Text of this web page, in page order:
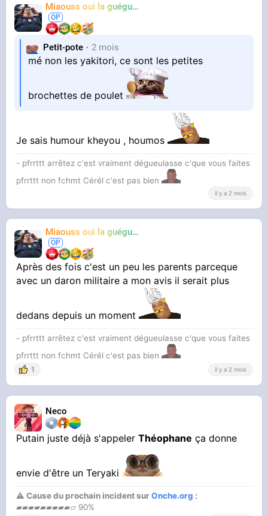
Miaouss oui la guéguérre
Petit-pote 2 mois
mé non les yakitori, ce sont les petites
brochettes de poulet
Je sais humour kheyou , houmos
- pfrrttt arrêtez c'est vraiment dégueulasse c'que vous faites
pfrrttt non fchmt Cérél c'est pas bien
il y a 2 mois
Miaouss oui la guéguérre
Après des fois c'est un peu les parents parceque
avec un daron militaire a mon avis il serait plus
dedans depuis un moment
- pfrrttt arrêtez c'est vraiment dégueulasse c'que vous faites
pfrrttt non fchmt Cérél c'est pas bien
1 il y a 2 mois
Neco
Putain juste déjà s'appelerThéophane ça donne
envie d'être un Teryaki
⚠ Cause du prochain incident surOnche.org :
▰▰▰▰▰▰▰▰▰▱ 90%